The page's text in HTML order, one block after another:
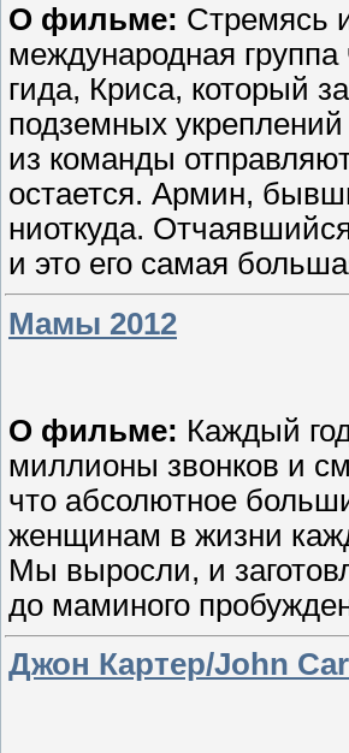
О фильме: Стремясь
международная группа
гида, Криса, который
подземных
из команды
остается. Армин,
ниоткуда.
и это его самая
Мамы 2012
О фильме: Каждый
миллионы звонков и
что абсолютное
женщинам в жизни
Мы выросли, и
до маминого
Джон Картер/John